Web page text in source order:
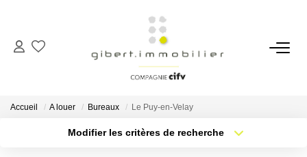
ACHETER
Maisons
Accueil A louer Bureaux Le Puy-en-Velay
Modifier les critères de recherche